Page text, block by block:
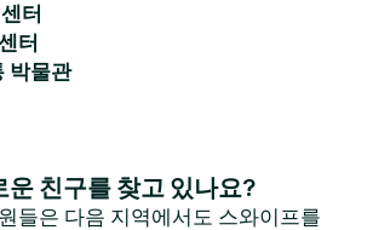
터
터
박물관
운 친구를 찾고 있나요?
들은 다음 지역에서도 스와이프를